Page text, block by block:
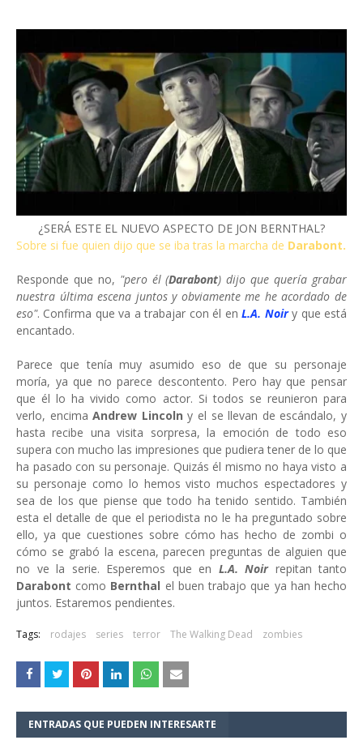
¿SERÁ ESTE EL NUEVO ASPECTO DE JON BERNTHAL?
Sobre si fue quien dijo que se iba tras la marcha de Darabont.
Responde que no, "pero él (Darabont) dijo que quería grabar
nuestra última escena juntos y obviamente me he acordado de
eso". Confirma que va a trabajar con él en L.A. Noiry que está
encantado.
Parece que tenía muy asumido eso de que su personaje
moría, ya que no parece descontento. Pero hay que pensar
que él lo ha vivido como actor. Si todos se reunieron para
verlo, encimaAndrew Lincolny el se llevan de escándalo, y
hasta recibe una visita sorpresa, la emoción de todo eso
supera con mucho las impresiones que pudiera tener de lo que
ha pasado con su personaje. Quizás él mismo no haya visto a
su personaje como lo hemos visto muchos espectadores y
sea de los que piense que todo ha tenido sentido. También
esta el detalle de que el periodista no le ha preguntado sobre
ello, ya que cuestiones sobre cómo has hecho de zombi o
cómo se grabó la escena, parecen preguntas de alguien que
no ve la serie. Esperemos que en L.A. Noirrepitan tanto
Darabont como Bernthal el buen trabajo que ya han hecho
juntos. Estaremos pendientes.
Tags: rodajes series terror The Walking Dead zombies
ENTRADAS QUE PUEDEN INTERESARTE